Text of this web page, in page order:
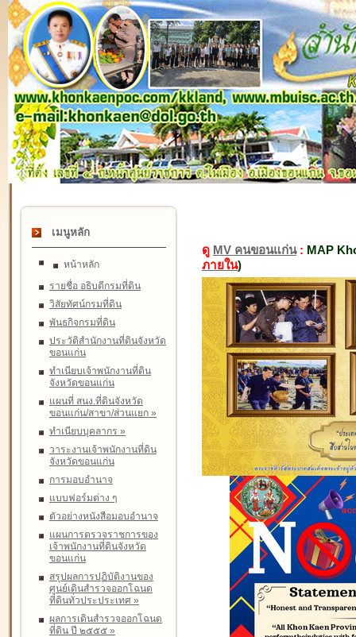
เมนูหลัก
หน้าหลัก
รายชื่อ อธิบดีกรมที่ดิน
วิสัยทัศน์กรมที่ดิน
พันธกิจกรมที่ดิน
ประวัติสำนักงานที่ดินจังหวัด
ขอนแก่น
ทำเนียบเจ้าพนักงานที่ดิน
จังหวัดขอนแก่น
แผนที่ สนง.ที่ดินจังหวัด
ขอนแก่น/สาขา/ส่วนแยก »
ทำเนียบบุคลากร »
วาระงานเจ้าพนักงานที่ดิน
จังหวัดขอนแก่น
การมอบอำนาจ
แบบฟอร์มต่าง ๆ
ตัวอย่างหนังสือมอบอำนาจ
แผนการตรวจราชการของ
เจ้าพนักงานที่ดินจังหวัด
ขอนแก่น
สรุปผลการปฏิบัติงานของ
ศูนย์เดินสำรวจออกโฉนด
ที่ดินทั่วประประเทศ »
ผลการเดินสำรวจออกโฉนด
ที่ดิน ปี ๒๕๕๕ »
ดู MV คนขอนแก่น: MAP
ภายใน)